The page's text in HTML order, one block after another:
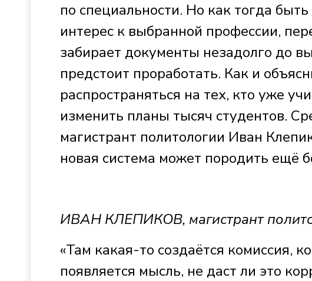
по специальности. Но как тогда
интерес к выбранной профессии,
забирает документы незадолго до
предстоит проработать. Как и
распространяться на тех, кто уже
изменить планы тысяч студентов.
магистрант политологии Иван
новая система может породить ещё
ИВАН КЛЕПИКОВ, магистрант
«Там какая-то создаётся комиссия,
появляется мысль, не даст ли это